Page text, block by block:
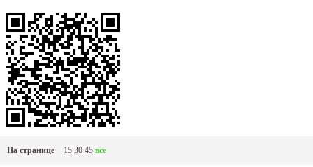
На странице 15 30 45 все